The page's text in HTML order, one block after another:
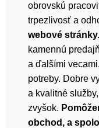
obrovskú
trpezlivosť a
webové stránky.
kamennú
a ďalšími
potreby. Dobre
a kvalitné
zvyšok.
obchod, a